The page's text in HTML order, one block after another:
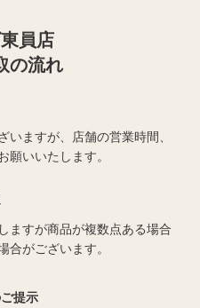
員店
の流れ
いますが、店舗の営業時間、
願いいたします。
ますが商品が複数点ある場合
合がございます。
提示